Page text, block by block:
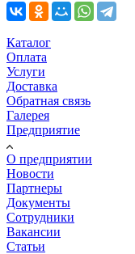
Каталог
Оплата
Услуги
Доставка
Обратная связь
Галерея
Предприятие
О предприятии
Новости
Партнеры
Документы
Сотрудники
Вакансии
Статьи